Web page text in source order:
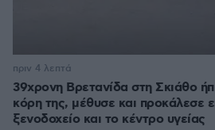
39χρονη Βρετανίδα στη Σκιάθο
κόρη της, μέθυσε και προκάλεσε
ξενοδοχείο και το κέντρο υγείας
πριν 4 λεπτά